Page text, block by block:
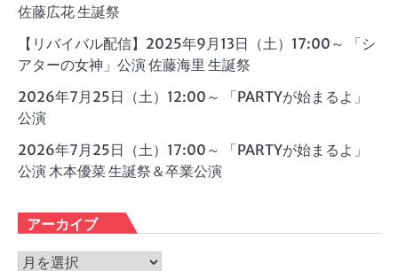
佐藤広花 生誕祭
【リバイバル配信】2025年9月13日（土）17:00～ 「シ
アターの女神」公演 佐藤海里 生誕祭
2026年7月25日（土）12:00～ 「PARTYが始まるよ」
公演
2026年7月25日（土）17:00～ 「PARTYが始まるよ」
公演 木本優菜 生誕祭＆卒業公演
アーカイブ
ア